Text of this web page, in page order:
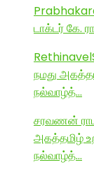
டாக்டர் கே.
நமது
நல்வாழ்த்…
சரவணன்
அகத்தமிழ்
நல்வாழ்த்…